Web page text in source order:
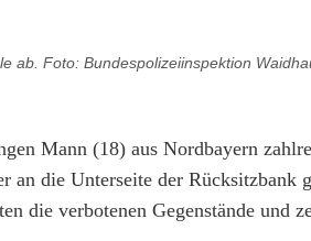
ab. Foto: Bundespolizeiinspektion
Mann (18) aus Nordbayern
an die Unterseite der Rücksitzbank
die verbotenen Gegenstände und